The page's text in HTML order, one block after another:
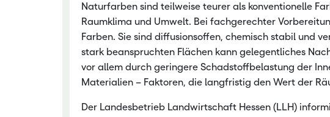
Naturfarben sind teilweise teurer als konventionelle
Raumklima und Umwelt. Bei fachgerechter
Farben. Sie sind diffusionsoffen, chemisch stabil und
stark beanspruchten Flächen kann gelegentliches
vor allem durch geringere Schadstoffbelastung der
Materialien – Faktoren, die langfristig den Wert der
Der Landesbetrieb Landwirtschaft Hessen (LLH)